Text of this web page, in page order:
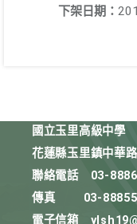
下架日期：
國立玉里高級中學
花蓮縣玉里鎮中華
聯絡電話
03-
傳真
03-
電子信箱